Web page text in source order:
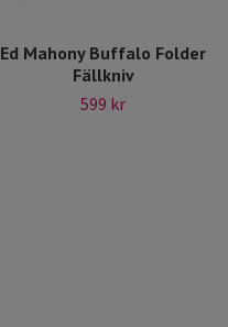
Ed Mahony Buffalo Folder
Fällkniv
599 kr